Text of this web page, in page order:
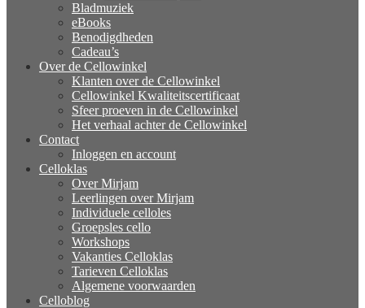
Bladmuziek
eBooks
Benodigdheden
Cadeau’s
Over de Cellowinkel
Klanten over de Cellowinkel
Cellowinkel Kwaliteitscertificaat
Sfeer proeven in de Cellowinkel
Het verhaal achter de Cellowinkel
Contact
Inloggen en account
Celloklas
Over Mirjam
Leerlingen over Mirjam
Individuele celloles
Groepsles cello
Workshops
Vakanties Celloklas
Tarieven Celloklas
Algemene voorwaarden
Celloblog